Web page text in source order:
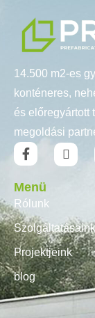
14.500 m2-es
konténeres,
és előregyártott
megoldási
Menü
Rólunk
Szolgáltatásaink
Projektjeink
blog